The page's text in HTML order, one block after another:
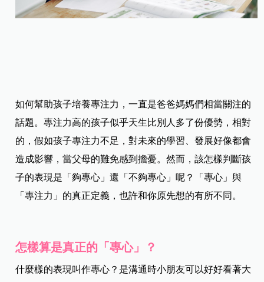
如何幫助孩子培養專注力，一直是爸爸媽媽們相當關注的
話題。專注力高的孩子似乎天生比別人多了份優勢，相對
的，假如孩子專注力不足，對未來的學習、發展好像都會
造成影響，當父母的難免感到擔憂。然而，該怎樣判斷孩
子的表現是「夠專心」還「不夠專心」呢？「專心」與
「專注力」的真正定義，也許和你原先想的有所不同。
怎樣算是真正的「專心」？
什麼樣的表現叫作專心？是溝通時小朋友可以好好看著大